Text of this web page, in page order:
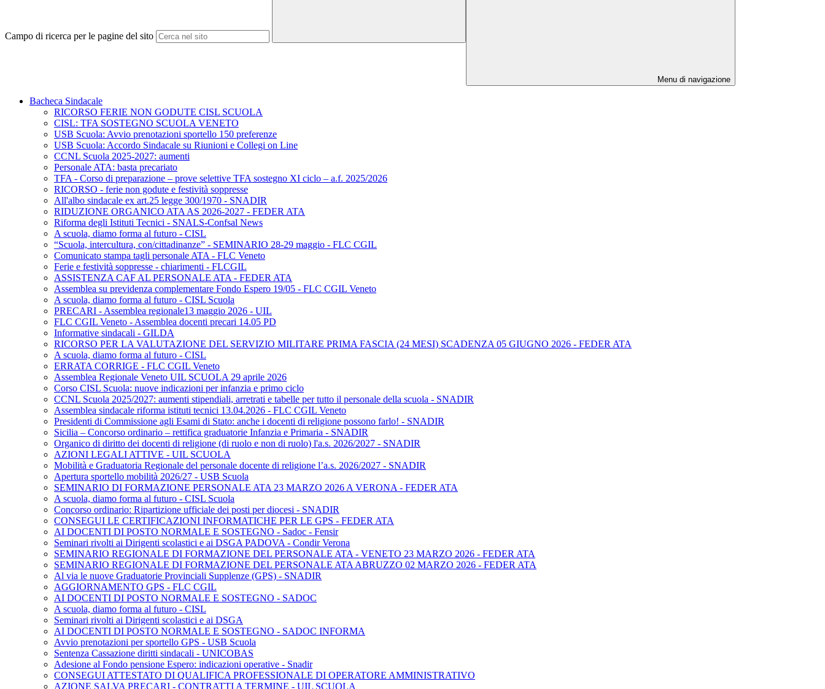
Campo di ricerca per le pagine del sito
Menu di navigazione
Bacheca Sindacale
RICORSO FERIE NON GODUTE CISL SCUOLA
CISL: TFA SOSTEGNO SCUOLA VENETO
USB Scuola: Avvio prenotazioni sportello 150 preferenze
USB Scuola: Accordo Sindacale su Riunioni e Collegi on Line
CCNL Scuola 2025-2027: aumenti
Personale ATA: basta precariato
TFA - Corso di preparazione – prove selettive TFA sostegno XI ciclo – a.f. 2025/2026
RICORSO - ferie non godute e festività soppresse
All'albo sindacale ex art.25 legge 300/1970 - SNADIR
RIDUZIONE ORGANICO ATA AS 2026-2027 - FEDER ATA
Riforma degli Istituti Tecnici - SNALS-Confsal News
A scuola, diamo forma al futuro - CISL
“Scuola, intercultura, con/cittadinanze” - SEMINARIO 28-29 maggio - FLC CGIL
Comunicato stampa tagli personale ATA - FLC Veneto
Ferie e festività soppresse - chiarimenti - FLCGIL
ASSISTENZA CAF AL PERSONALE ATA - FEDER ATA
Assemblea su previdenza complementare Fondo Espero 19/05 - FLC CGIL Veneto
A scuola, diamo forma al futuro - CISL Scuola
PRECARI - Assemblea regionale13 maggio 2026 - UIL
FLC CGIL Veneto - Assemblea docenti precari 14.05 PD
Informative sindacali - GILDA
RICORSO PER LA VALUTAZIONE DEL SERVIZIO MILITARE PRIMA FASCIA (24 MESI) SCADENZA 05 GIUGNO 2026 - FEDER ATA
A scuola, diamo forma al futuro - CISL
ERRATA CORRIGE - FLC CGIL Veneto
Assemblea Regionale Veneto UIL SCUOLA 29 aprile 2026
Corso CISL Scuola: nuove indicazioni per infanzia e primo ciclo
CCNL Scuola 2025/2027: aumenti stipendiali, arretrati e tabelle per tutto il personale della scuola - SNADIR
Assemblea sindacale riforma istituti tecnici 13.04.2026 - FLC CGIL Veneto
Presidenti di Commissione agli Esami di Stato: anche i docenti di religione possono farlo! - SNADIR
Sicilia – Concorso ordinario – rettifica graduatorie Infanzia e Primaria - SNADIR
Organico di diritto dei docenti di religione (di ruolo e non di ruolo) l'a.s. 2026/2027 - SNADIR
AZIONI LEGALI ATTIVE - UIL SCUOLA
Mobilità e Graduatoria Regionale del personale docente di religione l’a.s. 2026/2027 - SNADIR
Apertura sportello mobilità 2026/27 - USB Scuola
SEMINARIO DI FORMAZIONE PERSONALE ATA 23 MARZO 2026 A VERONA - FEDER ATA
A scuola, diamo forma al futuro - CISL Scuola
Concorso ordinario: Ripartizione ufficiale dei posti per diocesi - SNADIR
CONSEGUI LE CERTIFICAZIONI INFORMATICHE PER LE GPS - FEDER ATA
AI DOCENTI DI POSTO NORMALE E SOSTEGNO - Sadoc - Fensir
Seminari rivolti ai Dirigenti scolastici e ai DSGA PADOVA - Condir Verona
SEMINARIO REGIONALE DI FORMAZIONE DEL PERSONALE ATA - VENETO 23 MARZO 2026 - FEDER ATA
SEMINARIO REGIONALE DI FORMAZIONE DEL PERSONALE ATA ABRUZZO 02 MARZO 2026 - FEDER ATA
Al via le nuove Graduatorie Provinciali Supplenze (GPS) - SNADIR
AGGIORNAMENTO GPS - FLC CGIL
AI DOCENTI DI POSTO NORMALE E SOSTEGNO - SADOC
A scuola, diamo forma al futuro - CISL
Seminari rivolti ai Dirigenti scolastici e ai DSGA
AI DOCENTI DI POSTO NORMALE E SOSTEGNO - SADOC INFORMA
Avvio prenotazioni per sportello GPS - USB Scuola
Sentenza Cassazione diritti sindacali - UNICOBAS
Adesione al Fondo pensione Espero: indicazioni operative - Snadir
CONSEGUI ATTESTATO DI QUALIFICA PROFESSIONALE DI OPERATORE AMMINISTRATIVO
AZIONE SALVA PRECARI - CONTRATTI A TERMINE - UIL SCUOLA